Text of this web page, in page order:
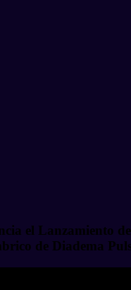
el Lanzamiento
de Diadema